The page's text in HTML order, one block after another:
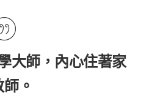
大師，內心住著家
。